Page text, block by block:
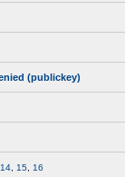
(publickey)
14 15 16